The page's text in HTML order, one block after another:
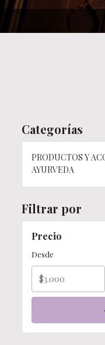
Categorías
PRODUCTOS Y
AYURVEDA
Filtrar por
Precio
Desde